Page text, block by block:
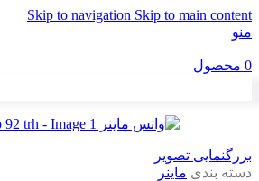
Skip to navigation Skip to main content
منو
0 محصول
بزرگنمایی تصویر
دسته بندی ماینر